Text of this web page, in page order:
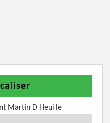
Martin D Heuille